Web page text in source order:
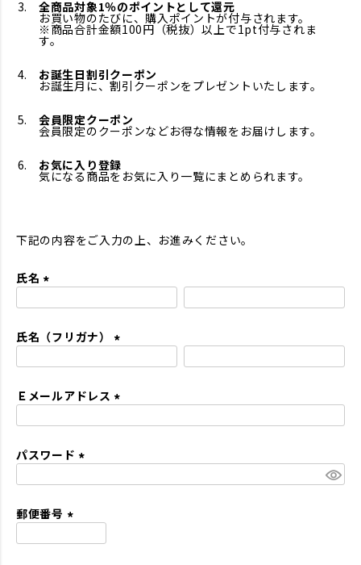
全商品対象1％のポイントとして還元
お買い物のたびに、購入ポイントが付与されます。
※商品合計金額100円（税抜）以上で1pt付与されま
す。
お誕生日割引クーポン
お誕生月に、割引クーポンをプレゼントいたします。
会員限定クーポン
会員限定のクーポンなどお得な情報をお届けします。
お気に入り登録
気になる商品をお気に入り一覧にまとめられます。
下記の内容をご入力の上、お進みください。
氏名
須
氏名（フリガナ）
須
Ｅメールアドレス
パスワード
郵便番号